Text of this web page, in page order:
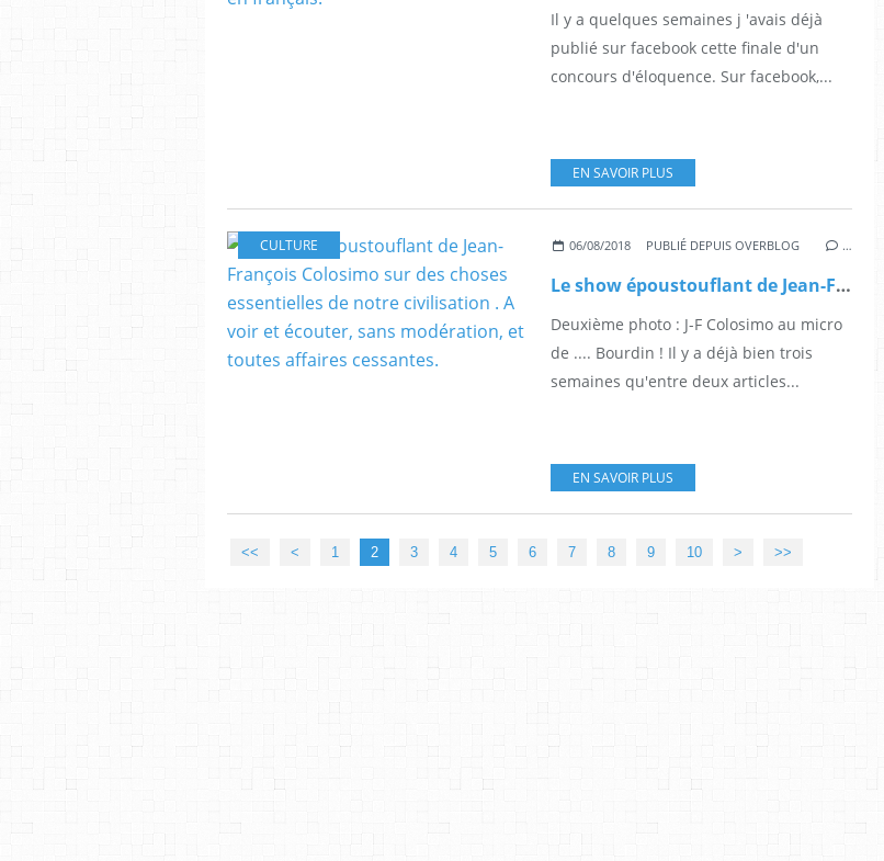
Il y a quelques semaines j 'avais déjà
publié sur facebook cette finale d'un
concours d'éloquence. Sur facebook,...
EN SAVOIR PLUS
CULTURE 06/08/2018 PUBLIÉ DEPUIS OVERBLOG …
Le show époustouflant de Jean-François Colosimo sur des choses essentielles de notre civilisation . A voir et écouter, sans modération, et toutes affaires cessantes.
Deuxième photo : J-F Colosimo au micro
de .... Bourdin ! Il y a déjà bien trois
semaines qu'entre deux articles...
EN SAVOIR PLUS
<< < 1 2 3 4 5 6 7 8 9 10 > >>